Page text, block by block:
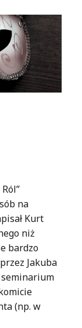
na
Kurt
niż
bardzo
Jakuba
seminarium
(np. w